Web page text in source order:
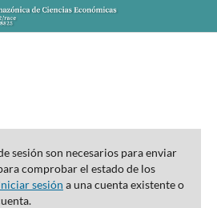
sesión son necesarios para enviar
comprobar el estado de los
sesión a una cuenta existente o